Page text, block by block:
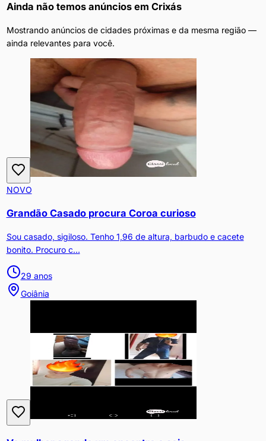
Ainda não temos anúncios em Crixás
Mostrando anúncios de cidades próximas e da mesma região —
ainda relevantes para você.
NOVO
Grandão Casado procura Coroa curioso
Sou casado, sigiloso. Tenho 1,96 de altura, barbudo e cacete
bonito. Procuro c...
29 anos
Goiânia